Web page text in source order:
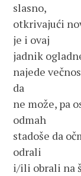
slasno,
otkrivajući
je i ovaj
jadnik
najede
da
ne može, pa
odmah
stadoše da
odrali
i/ili obrali na